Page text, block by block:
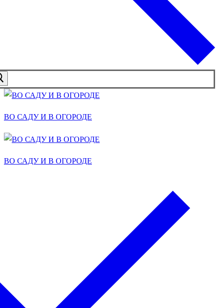
ВО САДУ И В ОГОРОДЕ
ВО САДУ И В ОГОРОДЕ